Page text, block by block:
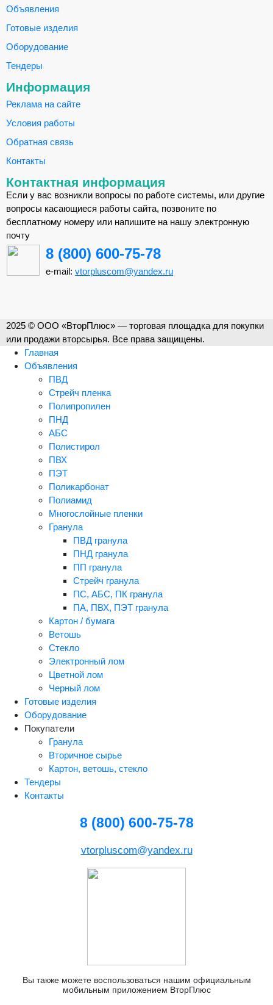
Объявления
Готовые изделия
Оборудование
Тендеры
Информация
Реклама на сайте
Условия работы
Обратная связь
Контакты
Контактная информация
Если у вас возникли вопросы по работе системы, или другие
вопросы касающиеся работы сайта, позвоните по
бесплатному номеру или напишите на нашу электронную
почту
8 (800) 600-75-78
e-mail: vtorpluscom@yandex.ru
2025 © ООО «ВторПлюс» — торговая площадка для покупки
или продажи вторсырья. Все права защищены.
Главная
Объявления
ПВД
Стрейч пленка
Полипропилен
ПНД
АБС
Полистирол
ПВХ
ПЭТ
Поликарбонат
Полиамид
Многослойные пленки
Гранула
ПВД гранула
ПНД гранула
ПП гранула
Стрейч гранула
ПС, АБС, ПК гранула
ПА, ПВХ, ПЭТ гранула
Картон / бумага
Ветошь
Стекло
Электронный лом
Цветной лом
Черный лом
Готовые изделия
Оборудование
Покупатели
Гранула
Вторичное сырье
Картон, ветошь, стекло
Тендеры
Контакты
8 (800) 600-75-78
vtorpluscom@yandex.ru
Вы также можете воспользоваться нашим официальным
мобильным приложением ВторПлюс